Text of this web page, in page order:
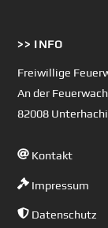
>> INFO
Freiwillige
An der
82008
Kontakt
Impressum
Datenschutz